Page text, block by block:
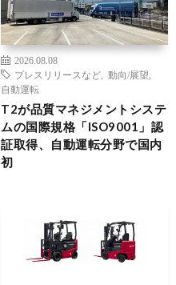
2026.08.08
プレスリリースなど
動向/展望
自動運転
T2が品質マネジメントシステ
ムの国際規格「ISO9001」認
証取得、自動運転分野で国内
初